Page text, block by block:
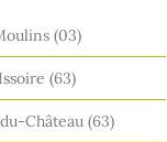
(03)
Issoire (63)
Château (63)